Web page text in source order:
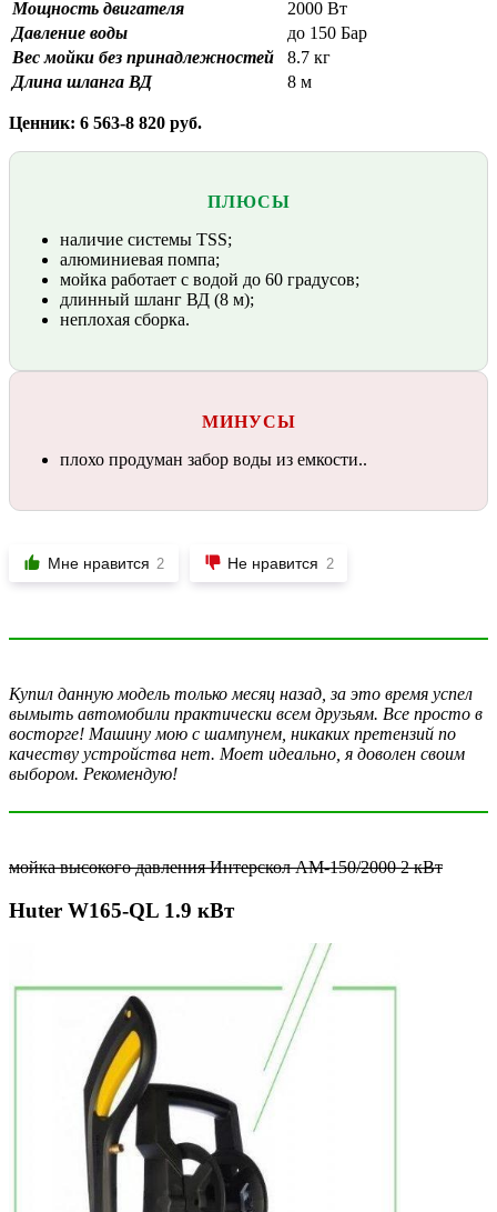
Мощность двигателя
2000 Вт
Давление воды
до 150 Бар
Вес мойки без принадлежностей
8.7 кг
Длина шланга ВД
8 м
Ценник: 6 563-8 820 руб.
ПЛЮСЫ
наличие системы TSS;
алюминиевая помпа;
мойка работает с водой до 60 градусов;
длинный шланг ВД (8 м);
неплохая сборка.
МИНУСЫ
плохо продуман забор воды из емкости..
Мне нравится 2 Не нравится 2
Купил данную модель только месяц назад, за это время успел
вымыть автомобили практически всем друзьям. Все просто в
восторге! Машину мою с шампунем, никаких претензий по
качеству устройства нет. Моет идеально, я доволен своим
выбором. Рекомендую!
мойка высокого давления Интерскол АМ-150/2000 2 кВт
Huter W165-QL 1.9 кВт